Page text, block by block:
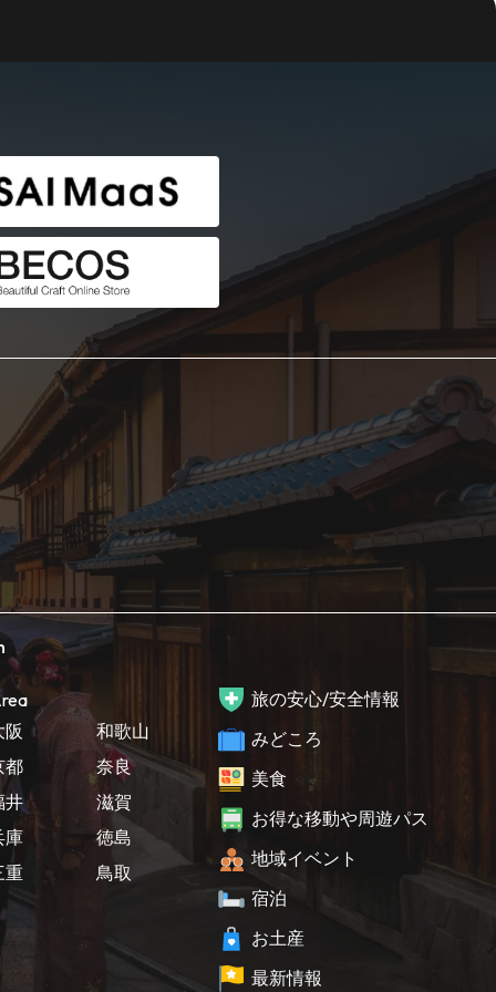
阪
都
井
庫
重
和歌山
奈良
滋賀
徳島
鳥取
旅の安心/安全情報
みどころ
美食
お得な移動や周遊パス
地域イベント
宿泊
お土産
最新情報